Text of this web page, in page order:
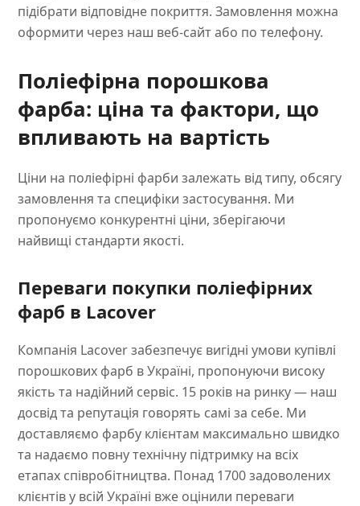
підібрати відповідне покриття. Замовлення можна
оформити через наш веб-сайт або по телефону.
Поліефірна порошкова
фарба: ціна та фактори, що
впливають на вартість
Ціни на поліефірні фарби залежать від типу, обсягу
замовлення та специфіки застосування. Ми
пропонуємо конкурентні ціни, зберігаючи
найвищі стандарти якості.
Переваги покупки поліефірних
фарб в Lacover
Компанія Lacover забезпечує вигідні умови купівлі
порошкових фарб в Україні, пропонуючи високу
якість та надійний сервіс. 15 років на ринку — наш
досвід та репутація говорять самі за себе. Ми
доставляємо фарбу клієнтам максимально швидко
та надаємо повну технічну підтримку на всіх
етапах співробітництва. Понад 1700 задоволених
клієнтів у всій Україні вже оцінили переваги